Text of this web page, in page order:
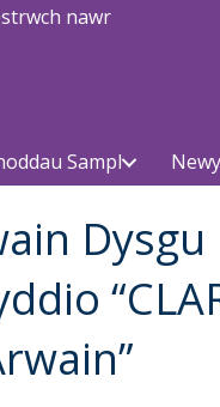
nawr
Sampl
Dysgu